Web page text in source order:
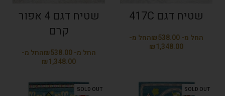
שטיח דגם 417C
₪
₪
שטיח דגם 4 אפור
קרם
₪
₪
SOLD OUT
SOLD OUT